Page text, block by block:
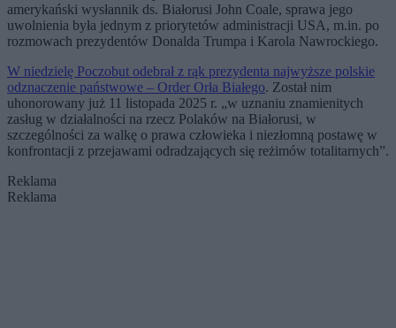
amerykański wysłannik ds. Białorusi John Coale, sprawa jego
uwolnienia była jednym z priorytetów administracji USA, m.in. po
rozmowach prezydentów Donalda Trumpa i Karola Nawrockiego.
W niedzielę Poczobut odebrał z rąk prezydenta najwyższe polskie
odznaczenie państwowe – Order Orła Białego. Został nim
uhonorowany już 11 listopada 2025 r. „w uznaniu znamienitych
zasług w działalności na rzecz Polaków na Białorusi, w
szczególności za walkę o prawa człowieka i niezłomną postawę w
konfrontacji z przejawami odradzających się reżimów totalitarnych”.
Reklama
Reklama